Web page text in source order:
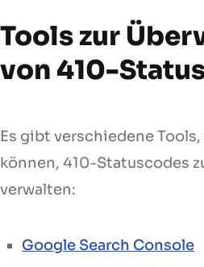
Tools zur
von 410-
Es gibt verschiedene
können, 410-Statuscodes
verwalten:
Google Search Console